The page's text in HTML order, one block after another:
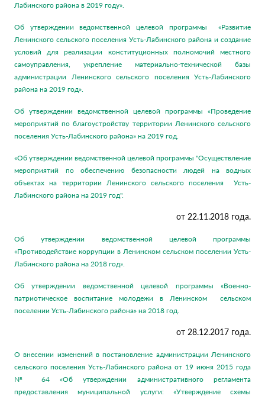
Лабинского района в 2019 году».
Об утверждении ведомственной целевой программы «Развитие
Ленинского сельского поселения Усть-Лабинского района и создание
условий для реализации конституционных полномочий местного
самоуправления, укрепление материально-технической базы
администрации Ленинского сельского поселения Усть-Лабинского
района на 2019 год».
Об утверждении ведомственной целевой программы «Проведение
мероприятий по благоустройству территории Ленинского сельского
поселения Усть-Лабинского района» на 2019 год.
«Об утверждении ведомственной целевой программы "Осуществление
мероприятий по обеспечению безопасности людей на водных
объектах на территории Ленинского сельского поселения Усть-
Лабинского района на 2019 год".
от 22.11.2018 года.
Об утверждении ведомственной целевой программы
«Противодействие коррупции в Ленинском сельском поселении Усть-
Лабинского района на 2018 год».
Об утверждении ведомственной целевой программы «Военно-
патриотическое воспитание молодежи в Ленинском сельском
поселении Усть-Лабинского района» на 2018 год.
от 28.12.2017 года.
О внесении изменений в постановление администрации Ленинского
сельского поселения Усть-Лабинского района от 19 июня 2015 года
№ 64 «Об утверждении административного регламента
предоставления муниципальной услуги: «Утверждение схемы